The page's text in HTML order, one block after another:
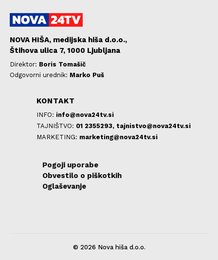
NOVA HIŠA, medijska hiša d.o.o.,
Štihova ulica 7, 1000 Ljubljana
Direktor: Boris Tomašič
Odgovorni urednik: Marko Puš
KONTAKT
INFO: info@nova24tv.si
TAJNIŠTVO: 01 2355293, tajnistvo@nova24tv.si
MARKETING: marketing@nova24tv.si
Pogoji uporabe
Obvestilo o piškotkih
Oglaševanje
© 2026 Nova hiša d.o.o.